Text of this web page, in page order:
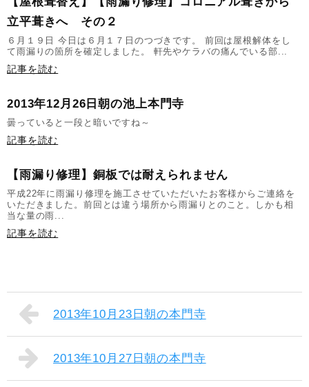
立平葺きへ その２
６月１９日 今日は６月１７日のつづきです。 前回は屋根解体をし
て雨漏りの箇所を確定しました。 軒先やケラバの痛んでいる部...
記事を読む
2013年12月26日朝の池上本門寺
曇っていると一段と暗いですね～
記事を読む
【雨漏り修理】銅板では耐えられません
平成22年に雨漏り修理を施工させていただいたお客様からご連絡を
いただきました。前回とは違う場所から雨漏りとのこと。しかも相
当な量の雨...
記事を読む
2013年10月23日朝の本門寺
2013年10月27日朝の本門寺